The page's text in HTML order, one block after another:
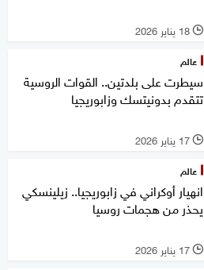
l 18 يناير 2026
عالم
سيطرت على بلدتين.. القوات الروسية
تتقدم بدونيتسك وزابوريجيا
l 17 يناير 2026
عالم
انهيار أوكراني في زابوريجيا.. زيلينسكي
يحذر من هجمات روسيا
l 17 يناير 2026